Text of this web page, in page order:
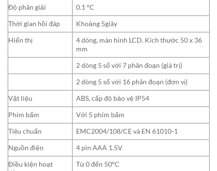
Độ phân giải
0.1 °C
Thời gian hồi đáp
Khoảng 5giây
Hiển thị
4 dòng, màn hình LCD. Kích thước 50 x 36
mm
2 dòng 5 số với 7 phân đoạn (giá trị)
2 dòng 5 số với 16 phân đoạn (đơn vị)
Vật liệu
ABS, cấp độ bảo vệ IP54
Phím bấm
Với 5 phím bấm
Tiêu chuẩn
EMC2004/108/CE và EN 61010-1
Nguồn điện
4 pin AAA 1.5V
Điều kiện hoạt
Từ 0 đến 50°C